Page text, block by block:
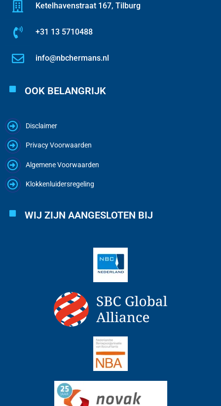
Ketelhavenstraat 167, Tilburg
+31 13 5710488
info@nbchermans.nl
OOK BELANGRIJK
Disclaimer
Privacy Voorwaarden
Algemene Voorwaarden
Klokkenluidersregeling
WIJ ZIJN AANGESLOTEN BIJ